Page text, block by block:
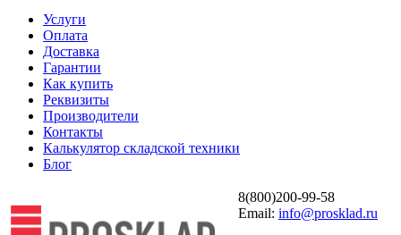
Услуги
Оплата
Доставка
Гарантии
Как купить
Реквизиты
Производители
Контакты
Калькулятор складской техники
Блог
8(800)200-99-58
Email: info@prosklad.ru